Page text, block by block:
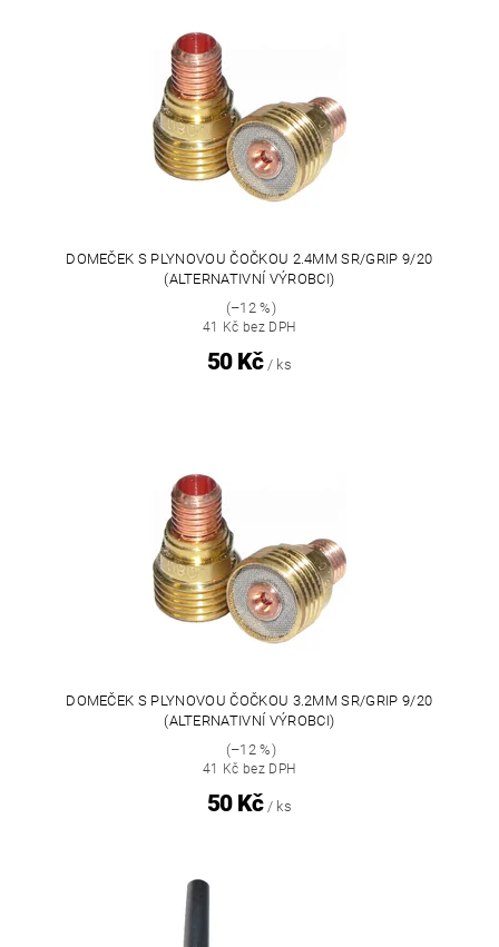
DOMEČEK S PLYNOVOU ČOČKOU 2.4MM SR/GRIP 9/20
(ALTERNATIVNÍ VÝROBCI)
(–12 %)
41 Kč bez DPH
50 Kč / ks
DOMEČEK S PLYNOVOU ČOČKOU 3.2MM SR/GRIP 9/20
(ALTERNATIVNÍ VÝROBCI)
(–12 %)
41 Kč bez DPH
50 Kč / ks